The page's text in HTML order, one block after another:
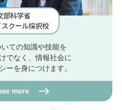
部科学省
クール採択校
ての知識や技能を
でなく、情報社会に
ーを身につけます。
more